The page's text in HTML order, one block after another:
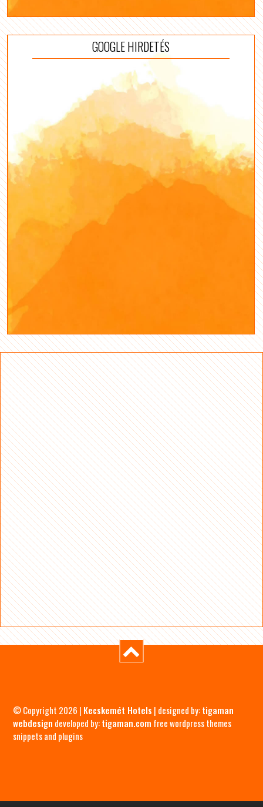
GOOGLE HIRDETÉS
© Copyright 2026 | Kecskemét Hotels | designed by:tigaman
webdesign developed by:tigaman.com free wordpress themes
snippets and plugins